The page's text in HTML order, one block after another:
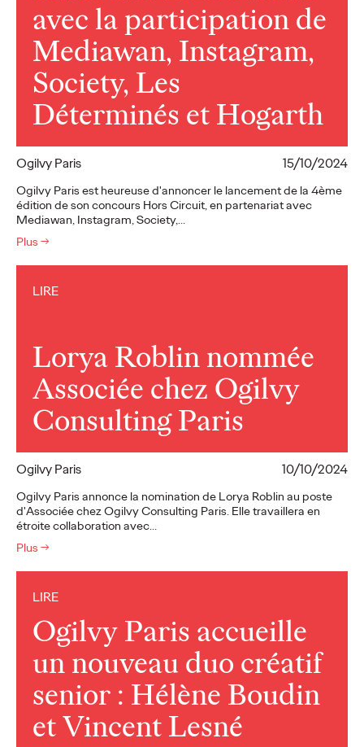
avec la participation de
Mediawan, Instagram,
Society, Les
Déterminés et Hogarth
Ogilvy Paris 15/10/2024
Ogilvy Paris est heureuse d'annoncer le lancement de la 4ème
édition de son concours Hors Circuit, en partenariat avec
Mediawan, Instagram, Society,…
Plus →
LIRE
Lorya Roblin nommée
Associée chez Ogilvy
Consulting Paris
Ogilvy Paris 10/10/2024
Ogilvy Paris annonce la nomination de Lorya Roblin au poste
d'Associée chez Ogilvy Consulting Paris. Elle travaillera en
étroite collaboration avec…
Plus →
LIRE
Ogilvy Paris accueille
un nouveau duo créatif
senior : Hélène Boudin
et Vincent Lesné